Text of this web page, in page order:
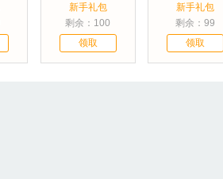
新手礼包
剩余：100
领取
新手礼包
剩余：99
领取